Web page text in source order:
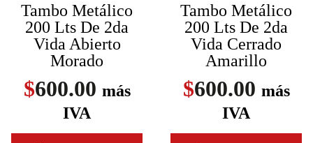
Tambo Metálico
200 Lts De 2da
Vida Abierto
Morado
$600.00 más
IVA
Tambo Metálico
200 Lts De 2da
Vida Cerrado
Amarillo
$600.00 más
IVA